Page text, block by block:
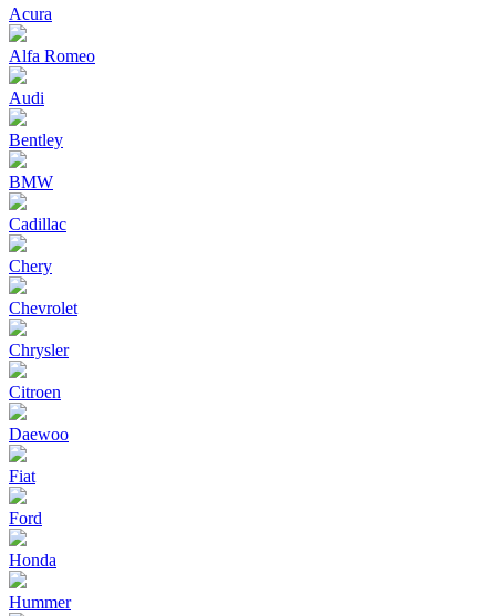
Acura
Alfa Romeo
Audi
Bentley
BMW
Cadillac
Chery
Chevrolet
Chrysler
Citroen
Daewoo
Fiat
Ford
Honda
Hummer